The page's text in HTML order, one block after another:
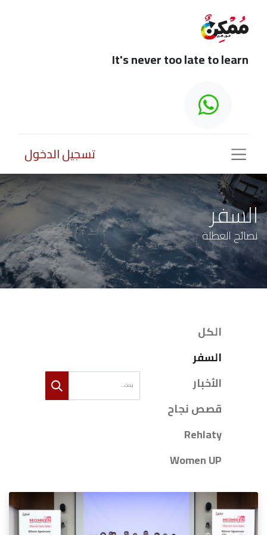
تسجيل الدخول
السفر
نصائح العطلة
الكل
السفر
الأخبار
قصص نجاح
Rehlaty
Women UP